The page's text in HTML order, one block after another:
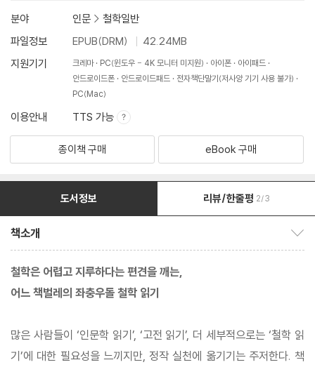
분야 인문 > 철학일반
파일정보
EPUB(DRM)
42.24MB
지원기기
크레마 PC(윈도우 - 4K 모니터 미지원) 아이폰
아이패드
안드로이드폰
안드로이드패드
전자책단말기(저사양 기기 사용 불가)
PC(Mac)
이용안내 TTS 가능
종이책 구매 eBook 구매
도서정보 리뷰/한줄평 2/3
책소개
철학은 어렵고 지루하다는 편견을 깨는,
어느 책벌레의 좌충우돌 철학 읽기
많은 사람들이 ‘인문학 읽기’, ‘고전 읽기’, 더 세부적으로는 ‘철학 읽
기’에 대한 필요성을 느끼지만, 정작 실천에 옮기기는 주저한다. 책